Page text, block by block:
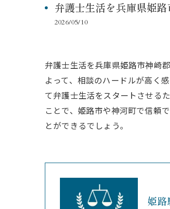
弁護士生活を兵庫県姫
2026/05/10
弁護士生活を兵庫県姫路市神崎
よって、相談のハードルが高く
て弁護士生活をスタートさせる
ことで、姫路市や神河町で信頼
とができるでしょう。
姫